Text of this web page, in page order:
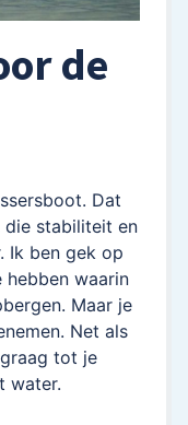
de
Dat
die stabiliteit en
Ik ben gek op
hebben waarin
Maar je
Net als
tot je
water.